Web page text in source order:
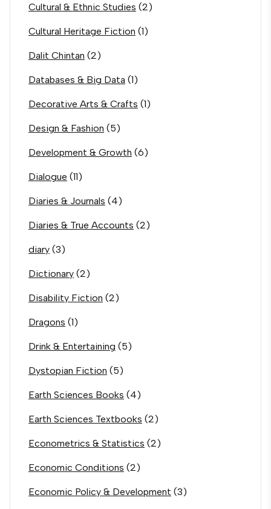
Cultural & Ethnic Studies (2)
Cultural Heritage Fiction (1)
Dalit Chintan (2)
Databases & Big Data (1)
Decorative Arts & Crafts (1)
Design & Fashion (5)
Development & Growth (6)
Dialogue (11)
Diaries & Journals (4)
Diaries & True Accounts (2)
diary (3)
Dictionary (2)
Disability Fiction (2)
Dragons (1)
Drink & Entertaining (5)
Dystopian Fiction (5)
Earth Sciences Books (4)
Earth Sciences Textbooks (2)
Econometrics & Statistics (2)
Economic Conditions (2)
Economic Policy & Development (3)